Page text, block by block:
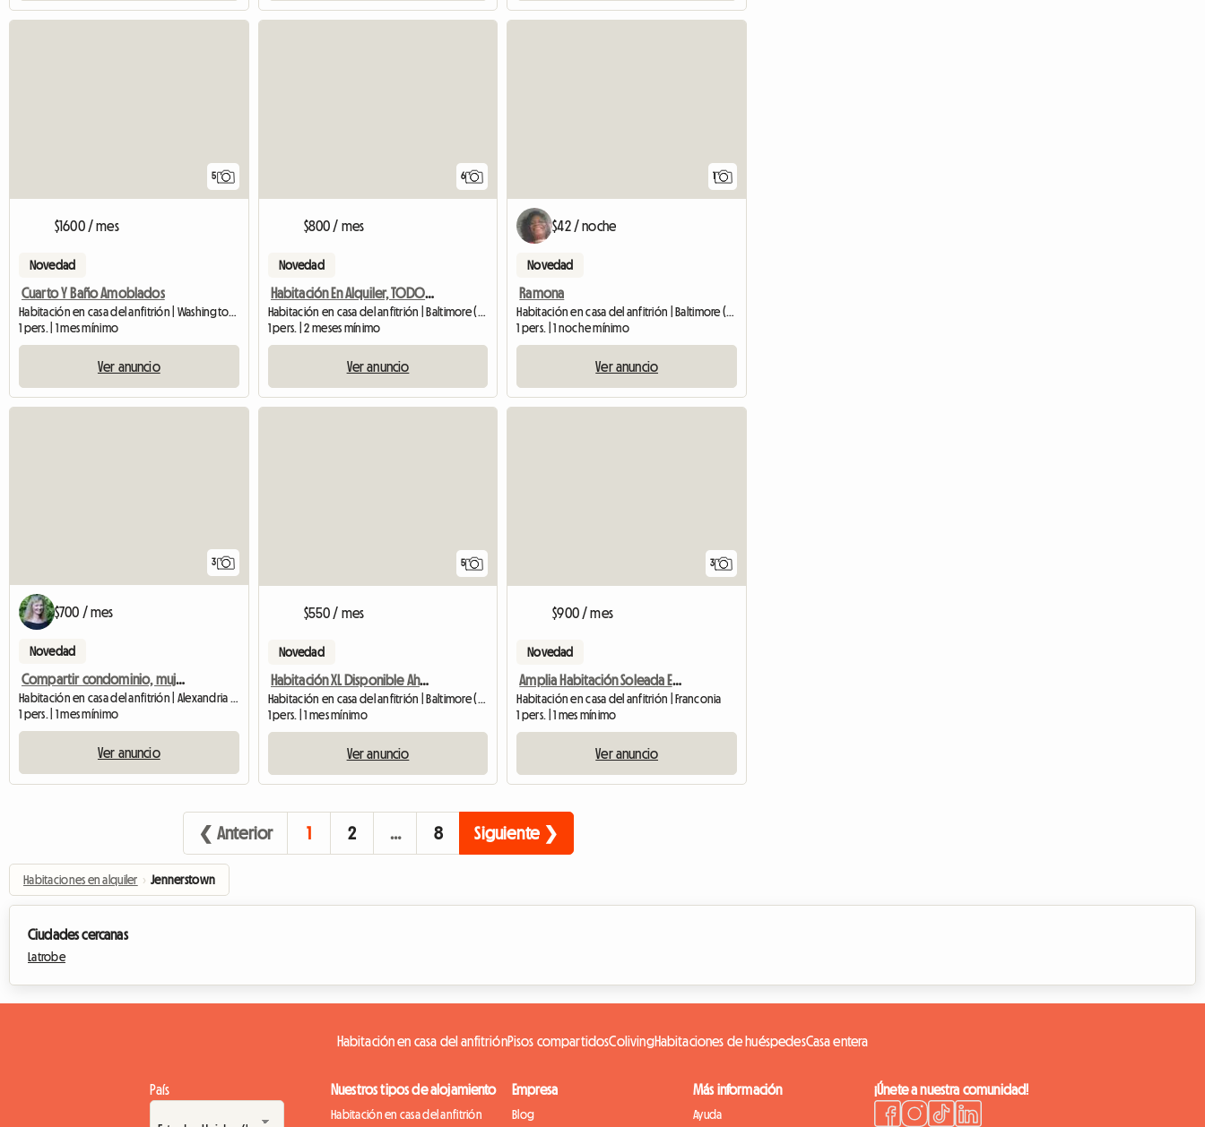
5
$1600 / mes
Novedad
Cuarto Y Baño Amoblados
Habitación en casa del anfitrión | Washington (20001)
1 pers. | 1 mes mínimo
Ver anuncio
6
$800 / mes
Novedad
Habitación En Alquiler, TODOS LOS SERVICIOS INCLUIDOS
Habitación en casa del anfitrión | Baltimore (21229)
1 pers. | 2 meses mínimo
Ver anuncio
1
$42 / noche
Novedad
Ramona
Habitación en casa del anfitrión | Baltimore (21209)
1 pers. | 1 noche mínimo
Ver anuncio
3
$700 / mes
Novedad
Compartir condominio, mujer de Alejandría
Habitación en casa del anfitrión | Alexandria (22302)
1 pers. | 1 mes mínimo
Ver anuncio
5
$550 / mes
Novedad
Habitación XL Disponible Ahora
Habitación en casa del anfitrión | Baltimore (21216)
1 pers. | 1 mes mínimo
Ver anuncio
3
$900 / mes
Novedad
Amplia Habitación Soleada En Kingstowne
Habitación en casa del anfitrión | Franconia
1 pers. | 1 mes mínimo
Ver anuncio
❮ Anterior 1 2 … 8 Siguiente ❯
Habitaciones en alquiler › Jennerstown
Ciudades cercanas
Latrobe
Habitación en casa del anfitriónPisos compartidosColivingHabitaciones de huéspedesCasa entera
País Nuestros tipos de alojamiento
Habitación en casa del anfitrión
Empresa
Blog
Más información
Ayuda
¡Únete a nuestra comunidad!